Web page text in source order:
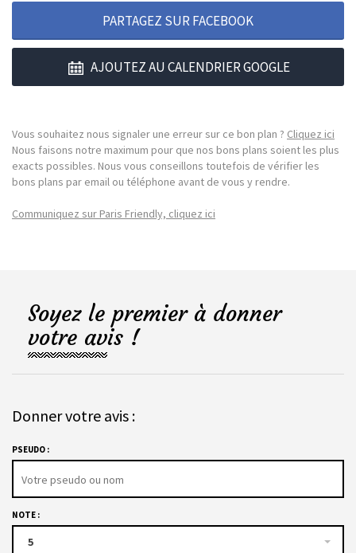
PARTAGEZ SUR FACEBOOK
AJOUTEZ AU CALENDRIER GOOGLE
Vous souhaitez nous signaler une erreur sur ce bon plan ? Cliquez ici
Nous faisons notre maximum pour que nos bons plans soient les plus
exacts possibles. Nous vous conseillons toutefois de vérifier les
bons plans par email ou téléphone avant de vous y rendre.
Communiquez sur Paris Friendly, cliquez ici
Soyez le premier à donner
votre avis !
Donner votre avis :
PSEUDO :
NOTE :
5